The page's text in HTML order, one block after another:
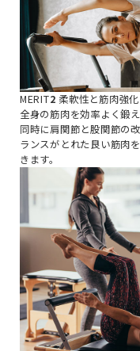
MERIT2 柔軟性と筋肉強化
全身の筋肉を効率よく鍛え
同時に肩関節と股関節の
ランスがとれた良い筋肉
きます。